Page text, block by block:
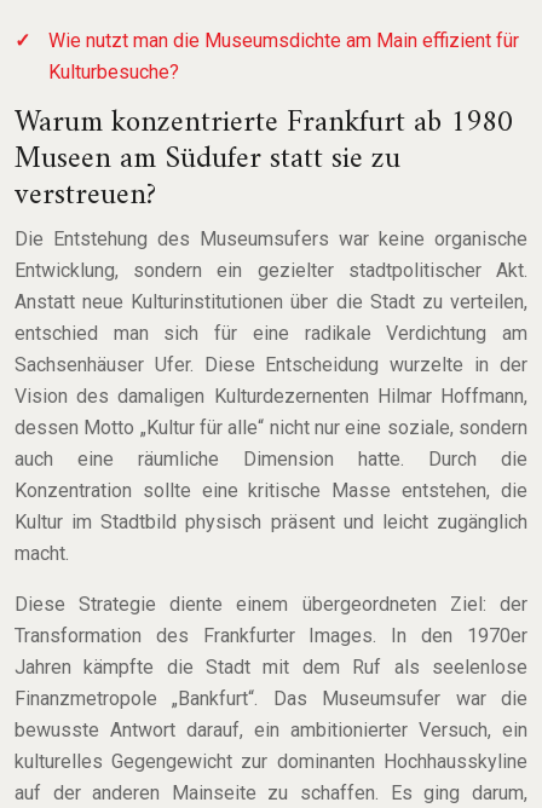
Wie nutzt man die Museumsdichte am Main effizient für
Kulturbesuche?
Warum konzentrierte Frankfurt ab 1980
Museen am Südufer statt sie zu
verstreuen?
Die Entstehung des Museumsufers war keine organische
Entwicklung, sondern ein gezielter stadtpolitischer Akt.
Anstatt neue Kulturinstitutionen über die Stadt zu verteilen,
entschied man sich für eine radikale Verdichtung am
Sachsenhäuser Ufer. Diese Entscheidung wurzelte in der
Vision des damaligen Kulturdezernenten Hilmar Hoffmann,
dessen Motto „Kultur für alle“ nicht nur eine soziale, sondern
auch eine räumliche Dimension hatte. Durch die
Konzentration sollte eine kritische Masse entstehen, die
Kultur im Stadtbild physisch präsent und leicht zugänglich
macht.
Diese Strategie diente einem übergeordneten Ziel: der
Transformation des Frankfurter Images. In den 1970er
Jahren kämpfte die Stadt mit dem Ruf als seelenlose
Finanzmetropole „Bankfurt“. Das Museumsufer war die
bewusste Antwort darauf, ein ambitionierter Versuch, ein
kulturelles Gegengewicht zur dominanten Hochhausskyline
auf der anderen Mainseite zu schaffen. Es ging darum,